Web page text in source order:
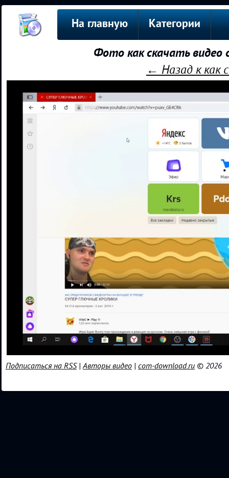
На главную Категории
Фото как скачать видео
← Назад к как
Подписаться на RSS|Авторы видео | com-download.ru © 2026